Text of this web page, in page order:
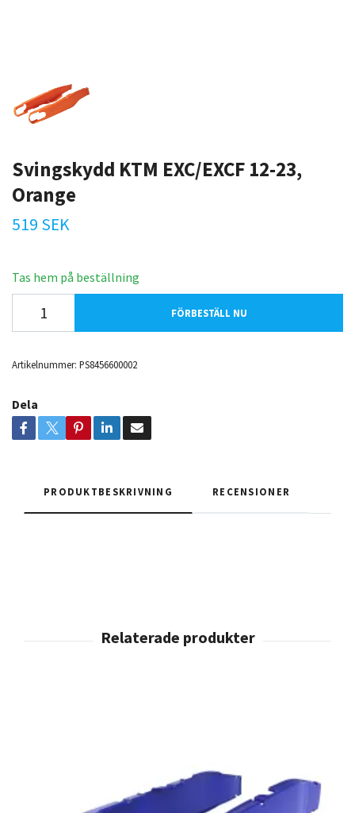
Svingskydd KTM EXC/EXCF 12-23,
Orange
519 SEK
Tas hem på beställning
FÖRBESTÄLL NU
Artikelnummer: PS8456600002
Dela
PRODUKTBESKRIVNING RECENSIONER